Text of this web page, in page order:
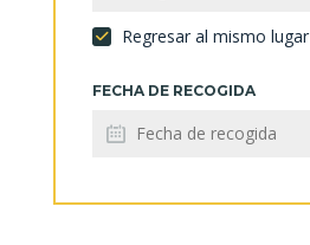
Regresar al mismo lugar
FECHA DE RECOGIDA